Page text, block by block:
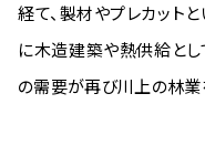
経て、製材やプレカット
に木造建築や熱供給とし
の需要が再び川上の林業